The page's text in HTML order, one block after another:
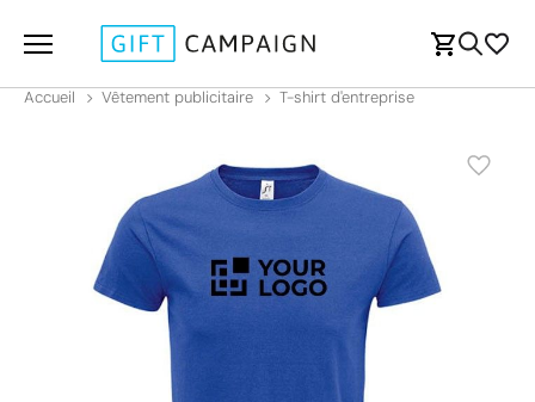
Accueil Vêtement publicitaire T-shirt d'entreprise